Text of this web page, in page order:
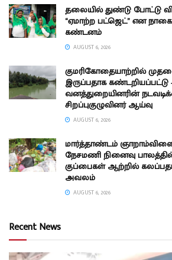
தலையில் துண்டு போட்டு
“ஏமாற்ற பட்ஜெட்” என
கண்டனம்
AUGUST 6, 2026
குமரிகோதையாற்றில்
இருப்பதாக கண்டறியப்பட்டு
வனத்துறையினரின்
சிறப்புகுழுவினர் ஆய்வு
AUGUST 6, 2026
மார்த்தாண்டம்
நேசமணி நினைவு
குப்பைகள் ஆற்றில்
அவலம்
AUGUST 6, 2026
Recent News